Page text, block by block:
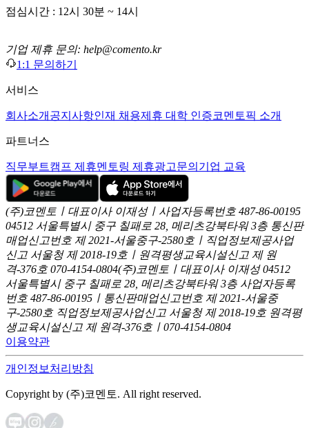
점심시간 : 12시 30분 ~ 14시
기업 제휴 문의: help@comento.kr
1:1 문의하기
서비스
회사소개 공지사항인재 채용제휴 대학 인증코멘토픽 소개
파트너스
직무부트캠프 제휴멘토링 제휴광고문의 기업 교육
(주)코멘토ㅣ대표이사 이재성ㅣ사업자등록번호 487-86-00195
04512 서울특별시 중구 칠패로 28, 메리츠강북타워 3층 통신판
매업신고번호 제 2021-서울중구-2580호ㅣ직업정보제공사업
신고 서울청 제 2018-19호ㅣ원격평생교육시설신고 제 원
격-376호 070-4154-0804(주)코멘토ㅣ대표이사 이재성 04512
서울특별시 중구 칠패로 28, 메리츠강북타워 3층 사업자등록
번호 487-86-00195ㅣ통신판매업신고번호 제 2021-서울중
구-2580호 직업정보제공사업신고 서울청 제 2018-19호 원격평
생교육시설신고 제 원격-376호ㅣ070-4154-0804
이용약관
개인정보처리방침
Copyright by (주)코멘토. All right reserved.